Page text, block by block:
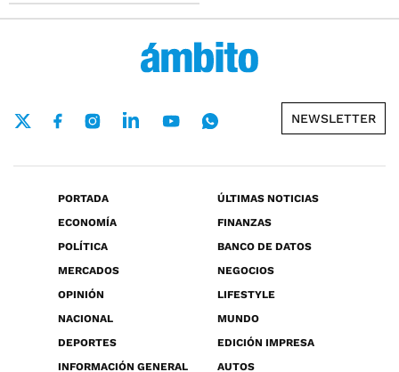
NEWSLETTER
PORTADA
ÚLTIMAS NOTICIAS
ECONOMÍA
FINANZAS
POLÍTICA
BANCO DE DATOS
MERCADOS
NEGOCIOS
OPINIÓN
LIFESTYLE
NACIONAL
MUNDO
DEPORTES
EDICIÓN IMPRESA
INFORMACIÓN GENERAL
AUTOS